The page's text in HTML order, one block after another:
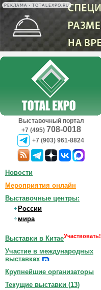
РЕКЛАМА • TOTALEXPO.RU
Выставочный портал
+7 (495) 708-0018
+7 (903) 961-8824
Новости
Мероприятия онлайн
Выставочные центры:
России
мира
Выставки в КитаеУчаствовать!
Участие в международных
выставках
Крупнейшие организаторы
Текущие выставки (13)